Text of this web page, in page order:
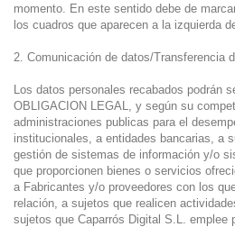
momento. En este sentido debe de
los cuadros que aparecen a la izquierda
2. Comunicación de datos/Transferencia
Los datos personales recabados podrán
OBLIGACION LEGAL, y según su
administraciones publicas para el
institucionales, a entidades bancarias, a
gestión de sistemas de información y/o
que proporcionen bienes o servicios
a Fabricantes y/o proveedores con los
relación, a sujetos que realicen
sujetos que Caparrós Digital S.L. emplee